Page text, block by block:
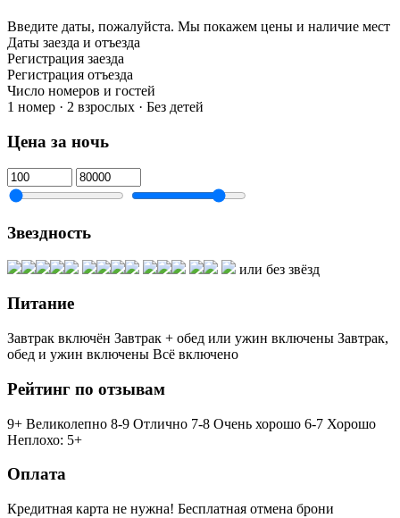
Введите даты, пожалуйста. Мы покажем цены и наличие мест
Даты заезда и отъезда
Регистрация заезда
Регистрация отъезда
Число номеров и гостей
1 номер · 2 взрослых · Без детей
Цена за ночь
Звездность
или без звёзд
Питание
Завтрак включён Завтрак + обед или ужин включены Завтрак,
обед и ужин включены Всё включено
Рейтинг по отзывам
9+ Великолепно 8-9 Отлично 7-8 Очень хорошо 6-7 Хорошо
Неплохо: 5+
Оплата
Кредитная карта не нужна! Бесплатная отмена брони